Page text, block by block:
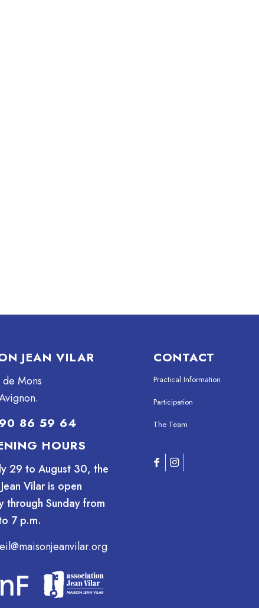
JEAN VILAR
de Mons
86 59 64
HOURS
29 to August 30, the
Vilar is open
through Sunday from
7 p.m.
CONTACT
Practical Information
Participation
The Team